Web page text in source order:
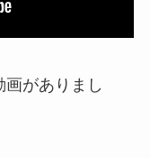
がありまし